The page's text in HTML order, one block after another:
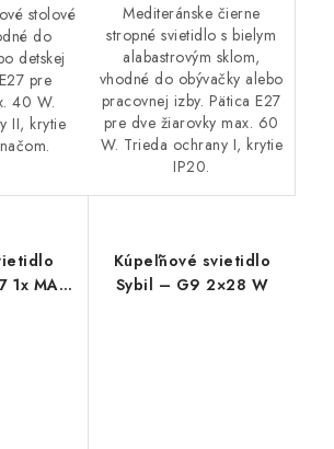
stolové
do
detskej
pre
40 W.
II, krytie
Mediteránske čierne
stropné svietidlo s bielym
alabastrovým sklom,
vhodné do obývačky alebo
pracovnej izby. Pätica E27
pre dve žiarovky max. 60
W. Trieda ochrany I, krytie
IP20.
1x MAX
Kúpeľňové svietidlo
Sybil – G9 2×28 W